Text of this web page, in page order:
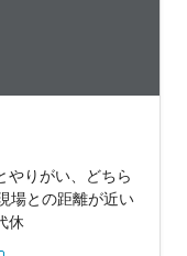
やりがい、どちら
場との距離が近い
休